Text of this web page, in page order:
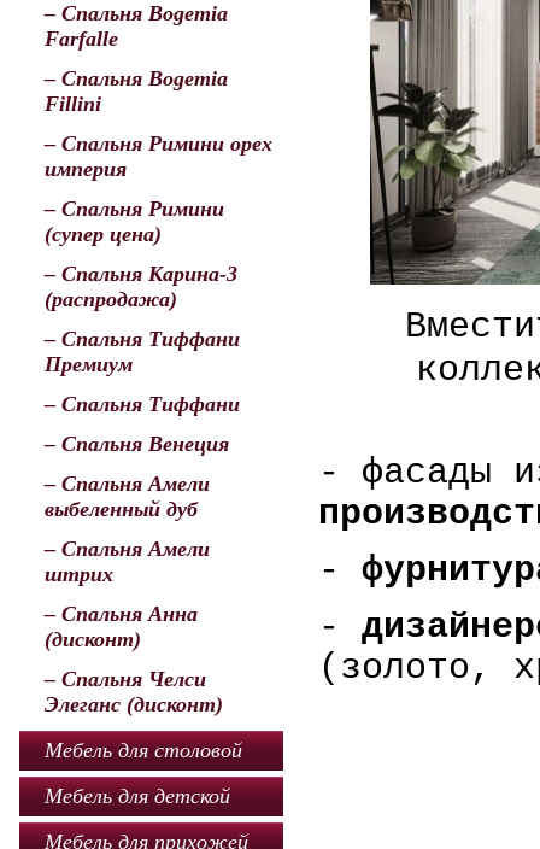
– Спальня Bogemia
Farfalle
– Спальня Bogemia
Fillini
– Спальня Римини орех
империя
– Спальня Римини
(супер цена)
– Спальня Карина-3
(распродажа)
– Спальня Тиффани
Премиум
– Спальня Тиффани
– Спальня Венеция
– Спальня Амели
выбеленный дуб
– Спальня Амели
штрих
– Спальня Анна
(дисконт)
– Спальня Челси
Элеганс (дисконт)
Мебель для столовой
Мебель для детской
Мебель для прихожей
- фасады
-
-
(золото,